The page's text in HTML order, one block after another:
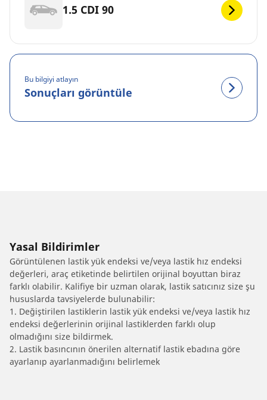
1.5 CDI 90
Bu bilgiyi atlayın
Sonuçları görüntüle
Yasal Bildirimler
Görüntülenen lastik yük endeksi ve/veya lastik hız endeksi
değerleri, araç etiketinde belirtilen orijinal boyuttan biraz
farklı olabilir. Kalifiye bir uzman olarak, lastik satıcınız size şu
hususlarda tavsiyelerde bulunabilir:
1. Değiştirilen lastiklerin lastik yük endeksi ve/veya lastik hız
endeksi değerlerinin orijinal lastiklerden farklı olup
olmadığını size bildirmek.
2. Lastik basıncının önerilen alternatif lastik ebadına göre
ayarlanıp ayarlanmadığını belirlemek